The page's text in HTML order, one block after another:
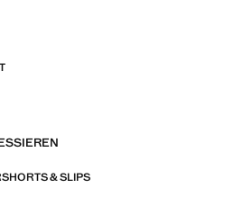
& SLIPS